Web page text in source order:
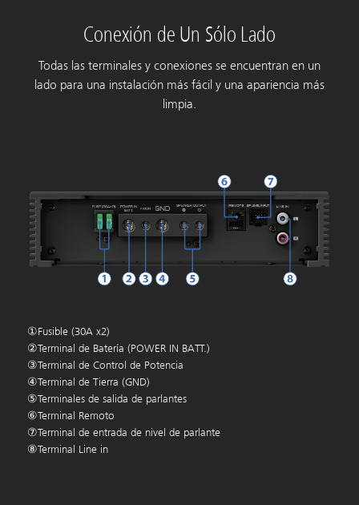
Conexión de Un Sólo Lado
Todas las terminales y conexiones se encuentran en un
lado para una instalación más fácil y una apariencia más
limpia.
①Fusible (30A x2)
②Terminal de Batería (POWER IN BATT.)
③Terminal de Control de Potencia
④Terminal de Tierra (GND)
⑤Terminales de salida de parlantes
⑥Terminal Remoto
⑦Terminal de entrada de nivel de parlante
⑧Terminal Line in